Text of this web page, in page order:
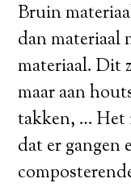
Bruin
dan materiaal
materiaal. Dit
maar aan
takken, … Het
dat er